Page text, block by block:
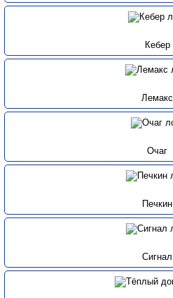
Кебер
Лемакс
Очаг
Печкин
Сигнал